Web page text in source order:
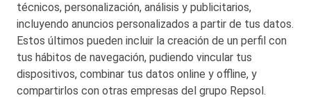
CONTACTO
técnicos, personalización, análisis y publicitarios,
incluyendo anuncios personalizados a partir de tus datos.
Estos últimos pueden incluir la creación de un perfil con
tus hábitos de navegación, pudiendo vincular tus
dispositivos, combinar tus datos online y offline, y
compartirlos con otras empresas del grupo Repsol.